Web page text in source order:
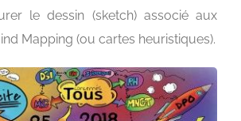
le dessin (sketch) associé aux
Mapping (ou cartes heuristiques).